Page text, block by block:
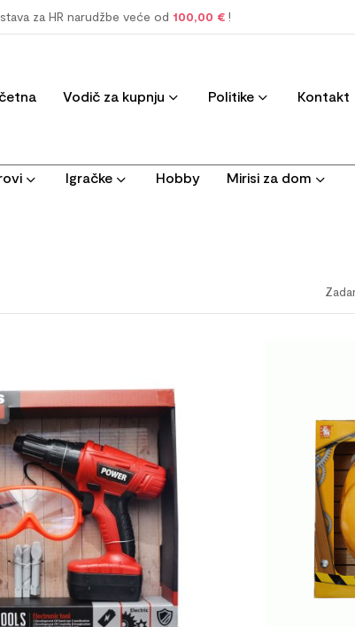
za HR narudžbe veće od 100,00 € !
Vodič za kupnju Politike Kontakt
Igračke Hobby Mirisi za dom